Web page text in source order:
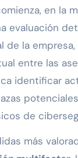
en la
evaluación
de la
entre las
identificar
de
más